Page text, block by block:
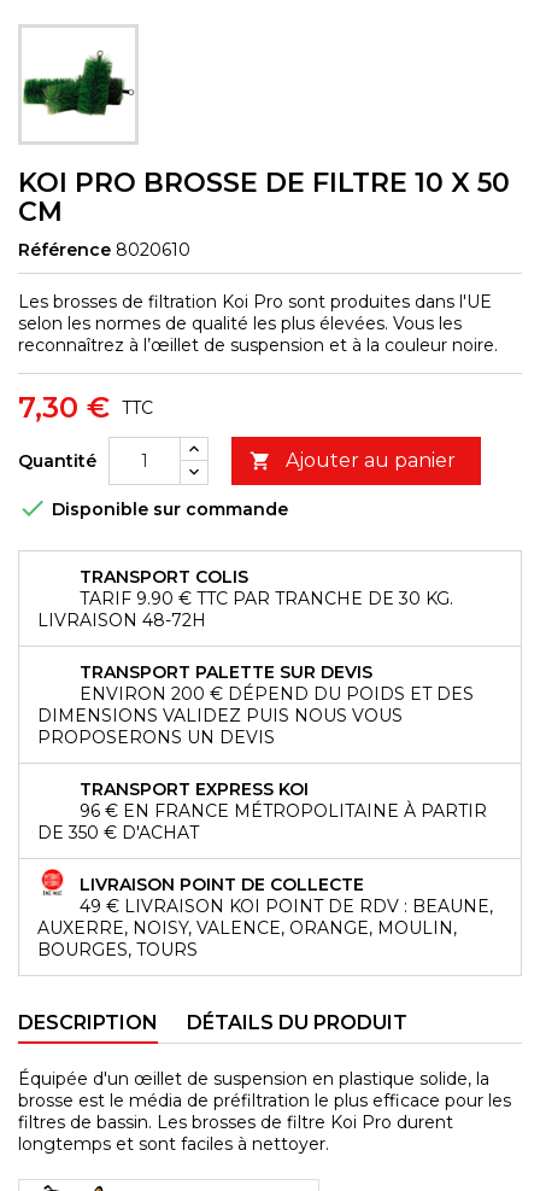
KOI PRO BROSSE DE FILTRE 10 X 50
CM
Référence 8020610
Les brosses de filtration Koi Pro sont produites dans l'UE
selon les normes de qualité les plus élevées. Vous les
reconnaîtrez à l’œillet de suspension et à la couleur noire.
7,30 € TTC
Quantité  Ajouter au panier
 Disponible sur commande
TRANSPORT COLIS
TARIF 9.90 € TTC PAR TRANCHE DE 30 KG.
LIVRAISON 48-72H
TRANSPORT PALETTE SUR DEVIS
ENVIRON 200 € DÉPEND DU POIDS ET DES
DIMENSIONS VALIDEZ PUIS NOUS VOUS
PROPOSERONS UN DEVIS
TRANSPORT EXPRESS KOI
96 € EN FRANCE MÉTROPOLITAINE À PARTIR
DE 350 € D'ACHAT
LIVRAISON POINT DE COLLECTE
49 € LIVRAISON KOI POINT DE RDV : BEAUNE,
AUXERRE, NOISY, VALENCE, ORANGE, MOULIN,
BOURGES, TOURS
DESCRIPTION DÉTAILS DU PRODUIT
Équipée d'un œillet de suspension en plastique solide, la
brosse est le média de préfiltration le plus efficace pour les
filtres de bassin. Les brosses de filtre Koi Pro durent
longtemps et sont faciles à nettoyer.